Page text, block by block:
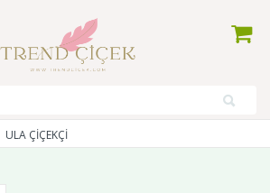
ULA ÇIÇEKÇI